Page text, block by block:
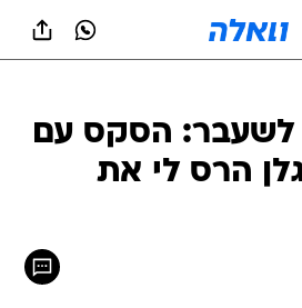
לשעבר: הסקס עם
הרס לי את